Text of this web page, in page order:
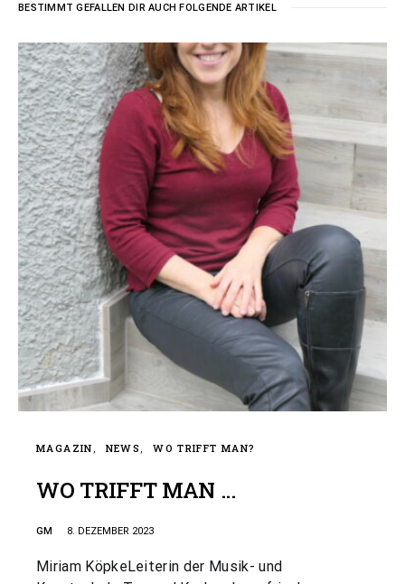
BESTIMMT GEFALLEN DIR AUCH FOLGENDE ARTIKEL
MAGAZIN NEWS WO TRIFFT MAN?
WO TRIFFT MAN …
GM 8. DEZEMBER 2023
Miriam KöpkeLeiterin der Musik- und